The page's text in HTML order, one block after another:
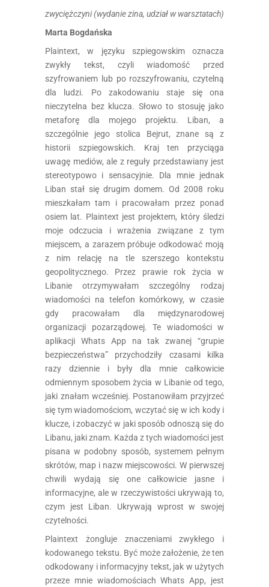
zwyciężczyni (wydanie zina, udział w warsztatach)
Marta Bogdańska
Plaintext, w języku szpiegowskim oznacza
zwykły tekst, czyli wiadomość przed
szyfrowaniem lub po rozszyfrowaniu, czytelną
dla ludzi. Po zakodowaniu staje się ona
nieczytelna bez klucza. Słowo to stosuję jako
metaforę dla mojego projektu. Liban, a
szczególnie jego stolica Bejrut, znane są z
historii szpiegowskich. Kraj ten przyciąga
uwagę mediów, ale z reguły przedstawiany jest
stereotypowo i sensacyjnie. Dla mnie jednak
Liban stał się drugim domem. Od 2008 roku
mieszkałam tam i pracowałam przez ponad
osiem lat. Plaintext jest projektem, który śledzi
moje odczucia i wrażenia związane z tym
miejscem, a zarazem próbuje odkodować moją
z nim relację na tle szerszego kontekstu
geopolitycznego. Przez prawie rok życia w
Libanie otrzymywałam szczególny rodzaj
wiadomości na telefon komórkowy, w czasie
gdy pracowałam dla międzynarodowej
organizacji pozarządowej. Te wiadomości w
aplikacji Whats App na tak zwanej “grupie
bezpieczeństwa” przychodziły czasami kilka
razy dziennie i były dla mnie całkowicie
odmiennym sposobem życia w Libanie od tego,
jaki znałam wcześniej. Postanowiłam przyjrzeć
się tym wiadomościom, wczytać się w ich kody i
klucze, i zobaczyć w jaki sposób odnoszą się do
Libanu, jaki znam. Każda z tych wiadomości jest
pisana w podobny sposób, systemem pełnym
skrótów, map i nazw miejscowości. W pierwszej
chwili wydają się one całkowicie jasne i
informacyjne, ale w rzeczywistości ukrywają to,
czym jest Liban. Ukrywają wprost w swojej
czytelności.
Plaintext żongluje znaczeniami zwykłego i
kodowanego tekstu. Być może założenie, że ten
odkodowany i informacyjny tekst, jak w użytych
przeze mnie wiadomościach Whats App, jest